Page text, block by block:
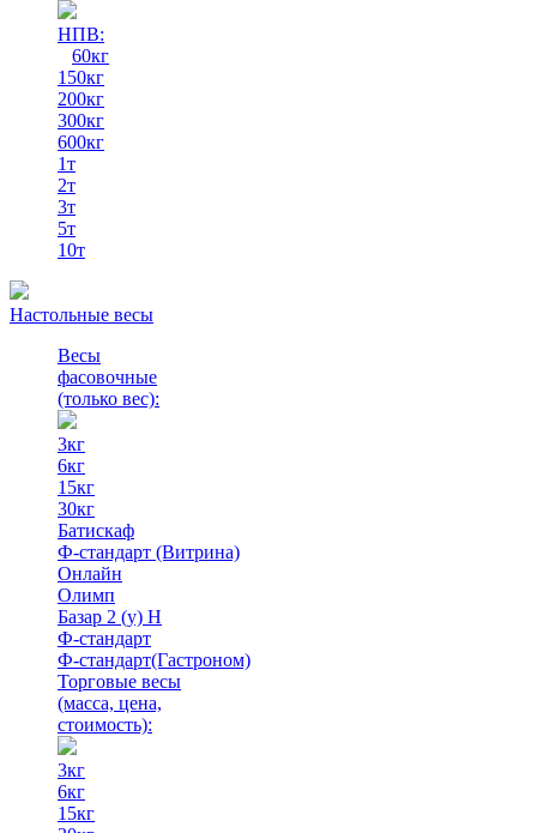
НПВ:
60кг
150кг
200кг
300кг
600кг
1т
2т
3т
5т
10т
Настольные весы
Весы
фасовочные
(только вес):
3кг
6кг
15кг
30кг
Батискаф
Ф-стандарт (Витрина)
Онлайн
Олимп
Базар 2 (у) Н
Ф-стандарт
Ф-стандарт(Гастроном)
Торговые весы
(масса, цена,
стоимость):
3кг
6кг
15кг